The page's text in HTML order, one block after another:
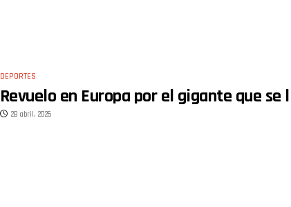
DEPORTES
Revuelo en Europa por el gigante que
28 abril, 2026